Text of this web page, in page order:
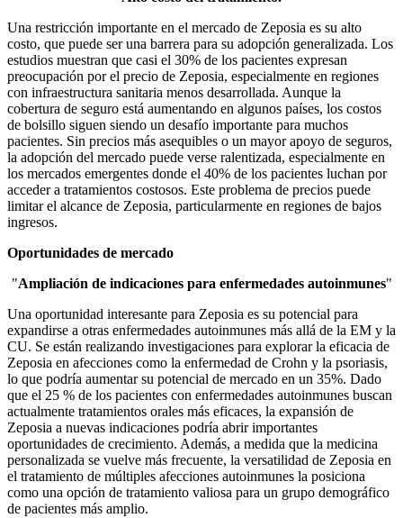
Una restricción importante en el mercado de Zeposia es su alto
costo, que puede ser una barrera para su adopción generalizada. Los
estudios muestran que casi el 30% de los pacientes expresan
preocupación por el precio de Zeposia, especialmente en regiones
con infraestructura sanitaria menos desarrollada. Aunque la
cobertura de seguro está aumentando en algunos países, los costos
de bolsillo siguen siendo un desafío importante para muchos
pacientes. Sin precios más asequibles o un mayor apoyo de seguros,
la adopción del mercado puede verse ralentizada, especialmente en
los mercados emergentes donde el 40% de los pacientes luchan por
acceder a tratamientos costosos. Este problema de precios puede
limitar el alcance de Zeposia, particularmente en regiones de bajos
ingresos.
Oportunidades de mercado
"Ampliación de indicaciones para enfermedades autoinmunes"
Una oportunidad interesante para Zeposia es su potencial para
expandirse a otras enfermedades autoinmunes más allá de la EM y la
CU. Se están realizando investigaciones para explorar la eficacia de
Zeposia en afecciones como la enfermedad de Crohn y la psoriasis,
lo que podría aumentar su potencial de mercado en un 35%. Dado
que el 25 % de los pacientes con enfermedades autoinmunes buscan
actualmente tratamientos orales más eficaces, la expansión de
Zeposia a nuevas indicaciones podría abrir importantes
oportunidades de crecimiento. Además, a medida que la medicina
personalizada se vuelve más frecuente, la versatilidad de Zeposia en
el tratamiento de múltiples afecciones autoinmunes la posiciona
como una opción de tratamiento valiosa para un grupo demográfico
de pacientes más amplio.